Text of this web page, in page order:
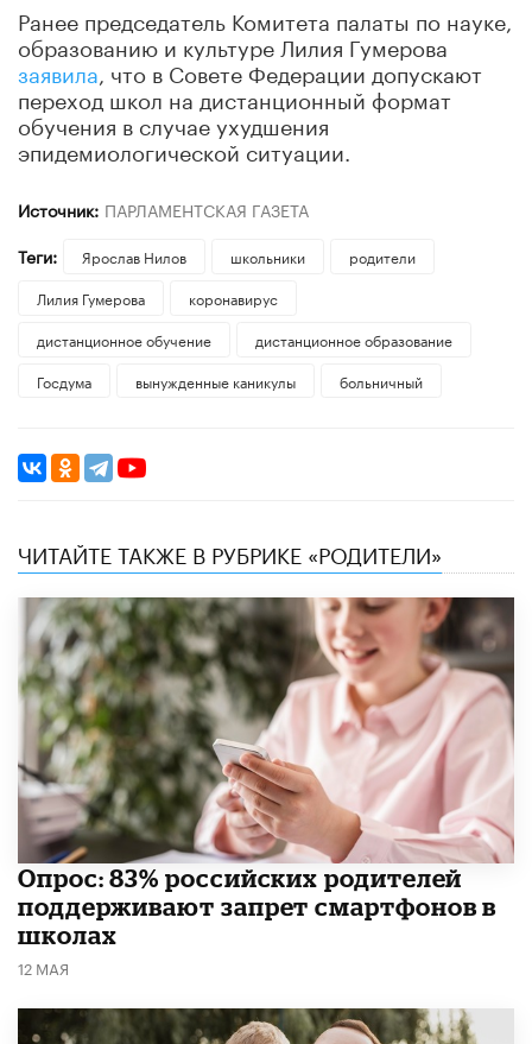
Ранее председатель Комитета палаты по науке,
образованию и культуре Лилия Гумерова
заявила , что в Совете Федерации допускают
переход школ на дистанционный формат
обучения в случае ухудшения
эпидемиологической ситуации.
Источник: ПАРЛАМЕНТСКАЯ ГАЗЕТА
Теги:
Ярослав Нилов школьники
родители
Лилия Гумерова
коронавирус
дистанционное обучение
дистанционное образование
Госдума
вынужденные каникулы больничный
ЧИТАЙТЕ ТАКЖЕ В РУБРИКЕ «РОДИТЕЛИ»
Опрос: 83% российских родителей
поддерживают запрет смартфонов в
школах
12 МАЯ